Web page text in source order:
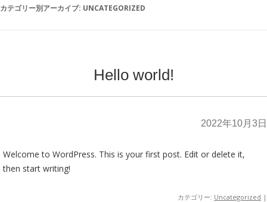
カテゴリー別アーカイブ: UNCATEGORIZED
Hello world!
2022年10月3日
Welcome to WordPress. This is your first post. Edit or delete it,
then start writing!
カテゴリー: Uncategorized |